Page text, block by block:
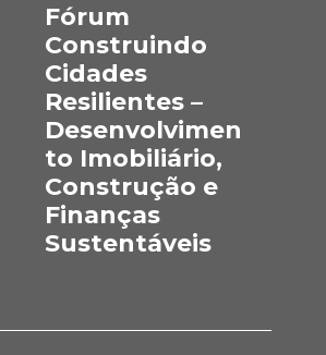
Fórum
Construindo
Cidades
Resilientes –
Desenvolvimen
to Imobiliário,
Construção e
Finanças
Sustentáveis